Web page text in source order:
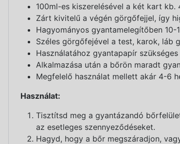
100ml-es kiszerelésével a két kart
Zárt kivitelű a végén görgőfejjel, így
Hagyományos gyantamelegítőben
Széles görgőfejével a test, karok, láb
Használatához gyantapapír szükséges
Alkalmazása után a bőrön maradt
Megfelelő használat mellett akár 4-6
Használat:
Tisztítsd meg a gyantázandó
az esetleges szennyeződéseket.
Hagyd, hogy a bőr megszáradjon,